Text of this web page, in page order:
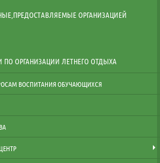
ОРГАНИЗАЦИЕЙ
ОРГАНИЗАЦИИ ЛЕТНЕГО ОТДЫХА
ВОСПИТАНИЯ ОБУЧАЮЩИХСЯ